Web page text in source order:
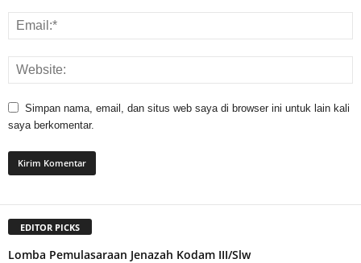
Simpan nama, email, dan situs web saya di browser ini untuk lain kali
saya berkomentar.
EDITOR PICKS
Lomba Pemulasaraan Jenazah Kodam III/Slw